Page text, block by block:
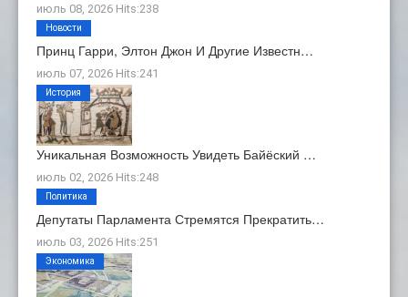
июль 08, 2026 Hits:238
Принц Гарри, Элтон Джон И Другие Известн…
июль 07, 2026 Hits:241
Новости
Уникальная Возможность Увидеть Байёский …
июль 02, 2026 Hits:248
История
Депутаты Парламента Стремятся Прекратить…
июль 03, 2026 Hits:251
Политика
Экономика